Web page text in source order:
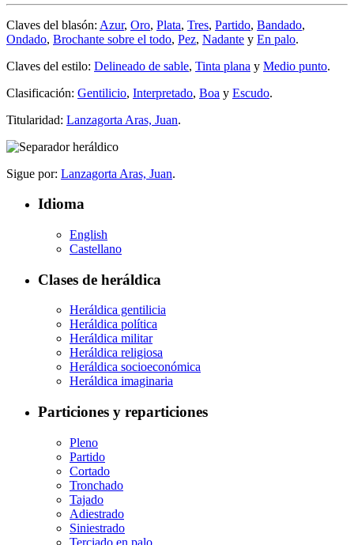
Claves del blasón: Azur, Oro, Plata, Tres, Partido, Bandado,
Ondado, Brochante sobre el todo, Pez, Nadante y En palo.
Claves del estilo: Delineado de sable, Tinta plana y Medio punto.
Clasificación: Gentilicio, Interpretado, Boa y Escudo.
Titularidad: Lanzagorta Aras, Juan.
Sigue por: Lanzagorta Aras, Juan.
Idioma
English
Castellano
Clases de heráldica
Heráldica gentilicia
Heráldica política
Heráldica militar
Heráldica religiosa
Heráldica socioeconómica
Heráldica imaginaria
Particiones y reparticiones
Pleno
Partido
Cortado
Tronchado
Tajado
Adiestrado
Siniestrado
Terciado en palo